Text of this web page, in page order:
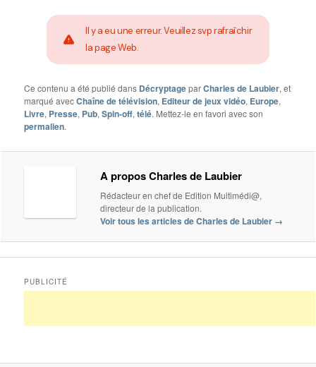
Il y a eu une erreur. Veuillez svp rafraîchir
la page Web.
Ce contenu a été publié dans DécryptageparCharles de Laubier, et
marqué avecChaîne de télévision, Editeur de jeux vidéo, Europe,
Livre, Presse, Pub,Spin-off,télé. Mettez-le en favori avec son
permalien.
A propos Charles de Laubier
Rédacteur en chef de Edition Multimédi@,
directeur de la publication.
Voir tous les articles de Charles de Laubier →
PUBLICITÉ